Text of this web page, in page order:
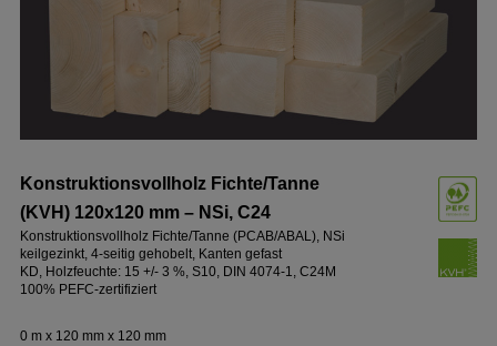
Konstruktionsvollholz Fichte/Tanne
(KVH) 120x120 mm – NSi, C24
Konstruktionsvollholz Fichte/Tanne (PCAB/ABAL), NSi
keilgezinkt, 4-seitig gehobelt, Kanten gefast
KD, Holzfeuchte: 15 +/- 3 %, S10, DIN 4074-1, C24M
100% PEFC-zertifiziert
0 m x 120 mm x 120 mm